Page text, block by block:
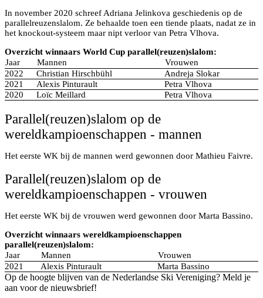
In november 2020 schreef Adriana Jelinkova geschiedenis op de
parallelreuzenslalom. Ze behaalde toen een tiende plaats, nadat ze in
het knockout-systeem maar nipt verloor van Petra Vlhova.
Overzicht winnaars World Cup parallel(reuzen)slalom:
Jaar
Mannen
Vrouwen
2022
Christian Hirschbühl
Andreja Slokar
2021
Alexis Pinturault
Petra Vlhova
2020
Loïc Meillard Petra Vlhova
Parallel(reuzen)slalom op de
wereldkampioenschappen - mannen
Het eerste WK bij de mannen werd gewonnen door Mathieu Faivre.
Parallel(reuzen)slalom op de
wereldkampioenschappen - vrouwen
Het eerste WK bij de vrouwen werd gewonnen door Marta Bassino.
Overzicht winnaars wereldkampioenschappen
parallel(reuzen)slalom:
Jaar
Mannen
Vrouwen
2021
Alexis Pinturault Marta Bassino
Op de hoogte blijven van de Nederlandse Ski Vereniging? Meld je
aan voor de nieuwsbrief!